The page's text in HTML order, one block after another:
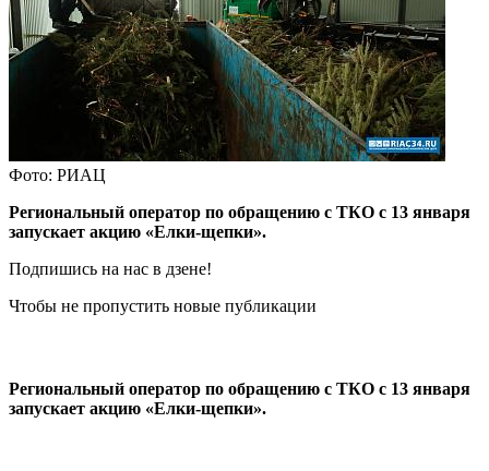
Фото: РИАЦ
Региональный оператор по обращению с ТКО с 13 января
запускает акцию «Елки-щепки».
Подпишись на нас в дзене!
Чтобы не пропустить новые публикации
Региональный оператор по обращению с ТКО с 13 января
запускает акцию «Елки-щепки».